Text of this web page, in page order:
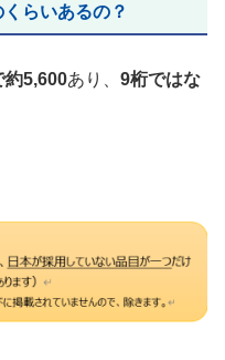
らいあるの？
約5,600あり、 9桁ではな